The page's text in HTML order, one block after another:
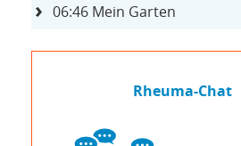
06:46Mein Garten
Rheuma-Chat